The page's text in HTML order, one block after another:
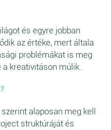
és egyre jobban
az értéke, mert általa
problémákat is meg
a kreativitáson múlik.
alaposan meg kell
struktúráját és